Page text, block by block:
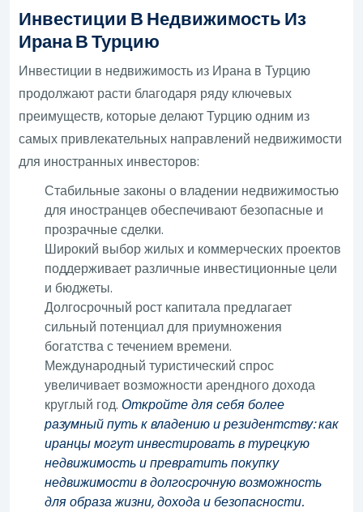
Инвестиции В Недвижимость Из
Ирана В Турцию
Инвестиции в недвижимость из Ирана в Турцию
продолжают расти благодаря ряду ключевых
преимуществ, которые делают Турцию одним из
самых привлекательных направлений недвижимости
для иностранных инвесторов:
Стабильные законы о владении недвижимостью
для иностранцев обеспечивают безопасные и
прозрачные сделки.
Широкий выбор жилых и коммерческих проектов
поддерживает различные инвестиционные цели
и бюджеты.
Долгосрочный рост капитала предлагает
сильный потенциал для приумножения
богатства с течением времени.
Международный туристический спрос
увеличивает возможности арендного дохода
круглый год.Откройте для себя более
разумный путь к владению и резидентству: как
иранцы могут инвестировать в турецкую
недвижимость и превратить покупку
недвижимости в долгосрочную возможность
для образа жизни, дохода и безопасности.